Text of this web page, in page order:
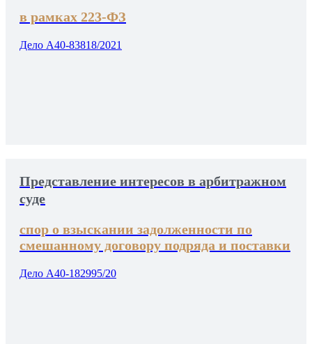
в рамках 223-ФЗ
Дело А40-83818/2021
Представление интересов в арбитражном
суде
спор о взыскании задолженности по
смешанному договору подряда и поставки
Дело А40-182995/20